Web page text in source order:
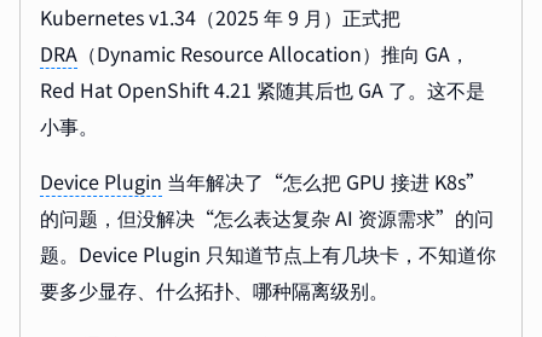
Kubernetes v1.34（2025 年 9 月）正式把
DRA （Dynamic Resource Allocation）推向 GA，
Red Hat OpenShift 4.21 紧随其后也 GA 了。这不是
小事。
Device Plugin 当年解决了“怎么把 GPU 接进 K8s”
的问题，但没解决“怎么表达复杂 AI 资源需求”的问
题。Device Plugin 只知道节点上有几块卡，不知道你
要多少显存、什么拓扑、哪种隔离级别。